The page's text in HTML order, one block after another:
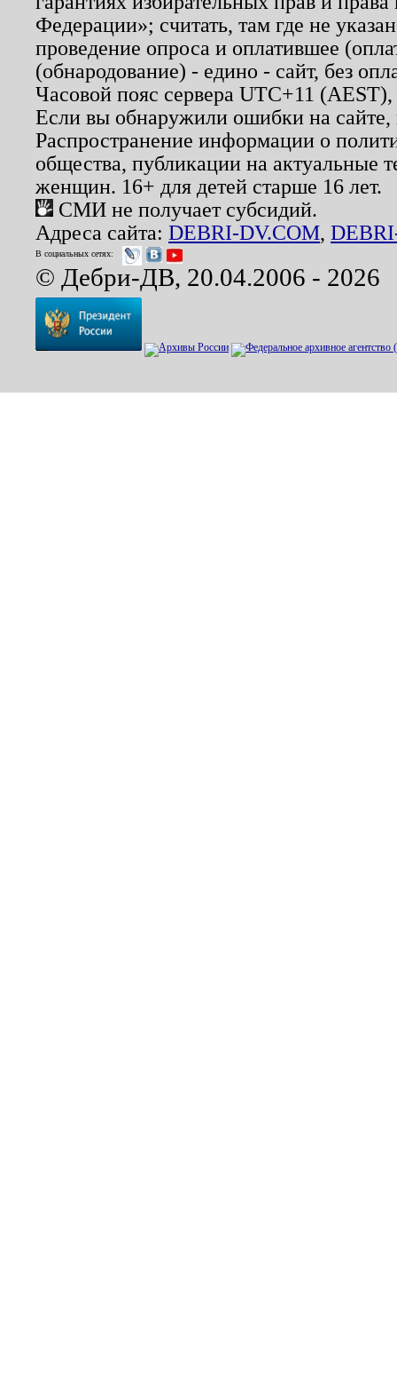
Федерации»; считать, там где не
проведение опроса и оплатившее
(обнародование) - едино - сайт, без
Часовой пояс сервера UTC+11
Если вы обнаружили ошибки на
Распространение информации о
общества, публикации на актуальные
женщин. 16+ для детей старше 16 лет.
СМИ не получает субсидий.
Адреса сайта: DEBRI-DV.COM,
В социальных сетях:
© Дебри-ДВ, 20.04.2006 - 2026